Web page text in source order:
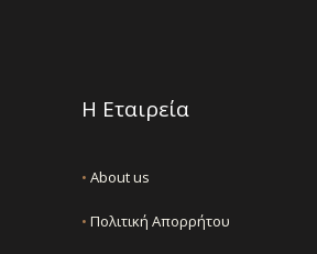
Η Εταιρεία
• About us
• Πολιτική Απορρήτου